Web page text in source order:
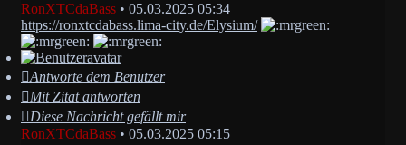
RonXTCdaBass • 05.03.2025 05:34
https://ronxtcdabass.lima-city.de/Elysium/
Antworte dem Benutzer
Mit Zitat antworten
Diese Nachricht gefällt mir
RonXTCdaBass • 05.03.2025 05:15